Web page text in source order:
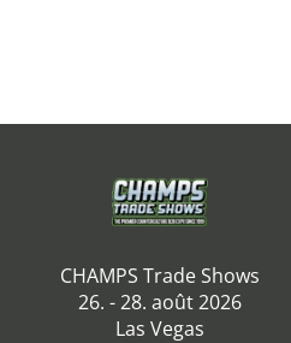
CHAMPS Trade Shows
26. - 28. août 2026
Las Vegas